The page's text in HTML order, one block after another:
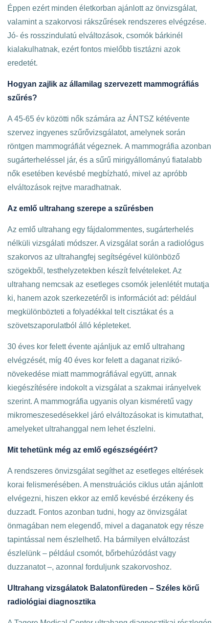
Éppen ezért minden életkorban ajánlott az önvizsgálat,
valamint a szakorvosi rákszűrések rendszeres elvégzése.
Jó- és rosszindulatú elváltozások, csomók bárkinél
kialakulhatnak, ezért fontos mielőbb tisztázni azok
eredetét.
Hogyan zajlik az államilag szervezett mammográfiás
szűrés?
A 45-65 év közötti nők számára az ÁNTSZ kétévente
szervez ingyenes szűrővizsgálatot, amelynek során
röntgen mammográfiát végeznek. A mammográfia azonban
sugárterheléssel jár, és a sűrű mirigyállományú fiatalabb
nők esetében kevésbé megbízható, mivel az apróbb
elváltozások rejtve maradhatnak.
Az emlő ultrahang szerepe a szűrésben
Az emlő ultrahang egy fájdalommentes, sugárterhelés
nélküli vizsgálati módszer. A vizsgálat során a radiológus
szakorvos az ultrahangfej segítségével különböző
szögekből, testhelyzetekben készít felvételeket. Az
ultrahang nemcsak az esetleges csomók jelenlétét mutatja
ki, hanem azok szerkezetéről is információt ad: például
megkülönbözteti a folyadékkal telt cisztákat és a
szövetszaporulatból álló képleteket.
30 éves kor felett évente ajánljuk az emlő ultrahang
elvégzését, míg 40 éves kor felett a daganat rizikó-
növekedése miatt mammográfiával együtt, annak
kiegészítésére indokolt a vizsgálat a szakmai irányelvek
szerint. A mammográfia ugyanis olyan kisméretű vagy
mikromeszesedésekkel járó elváltozásokat is kimutathat,
amelyeket ultrahanggal nem lehet észlelni.
Mit tehetünk még az emlő egészségéért?
A rendszeres önvizsgálat segíthet az esetleges eltérések
korai felismerésében. A menstruációs ciklus után ajánlott
elvégezni, hiszen ekkor az emlő kevésbé érzékeny és
duzzadt. Fontos azonban tudni, hogy az önvizsgálat
önmagában nem elegendő, mivel a daganatok egy része
tapintással nem észlelhető. Ha bármilyen elváltozást
észlelünk – például csomót, bőrbehúzódást vagy
duzzanatot –, azonnal forduljunk szakorvoshoz.
Ultrahang vizsgálatok Balatonfüreden – Széles körű
radiológiai diagnosztika